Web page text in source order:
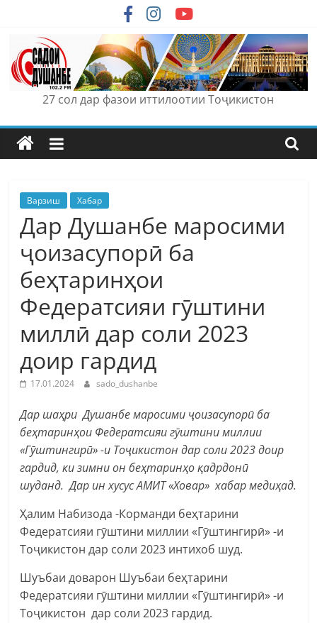
content
27 сол дар фазои иттилоотии Тоҷикистон
Варзиш Хабар
Дар Душанбе маросими
ҷоизасупорӣ ба
беҳтаринҳои
Федератсияи гӯштини
миллӣ дар соли 2023
доир гардид
17.01.2024 sado_dushanbe
Дар шаҳри Душанбе маросими ҷоизасупорӣ ба
беҳтаринҳои Федератсияи гӯштини миллии
«Гӯштингирӣ» -и Тоҷикистон дар соли 2023 доир
гардид, ки зимни он беҳтаринҳо қадрдонӣ
шуданд. Дар ин хусус АМИТ «Ховар» хабар медиҳад.
Ҳалим Набизода -Корманди беҳтарини
Федератсияи гӯштини миллии «Гӯштингирӣ» -и
Тоҷикистон дар соли 2023 интихоб шуд.
Шуъбаи доварон Шуъбаи беҳтарини
Федератсияи гӯштини миллии «Гӯштингирӣ» -и
Тоҷикистон дар соли 2023 гардид.